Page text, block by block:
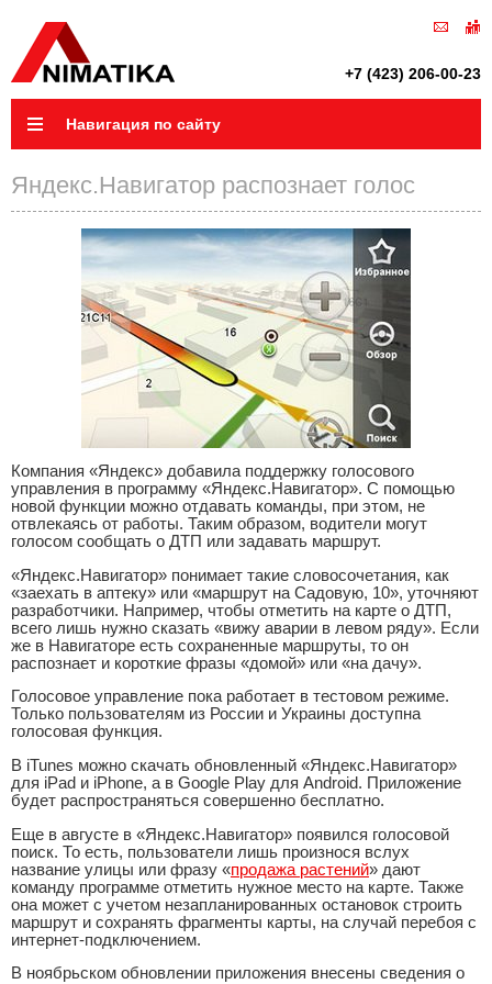
+7 (423) 206-00-23
Навигация по сайту
Яндекс.Навигатор распознает голос
Компания «Яндекс» добавила поддержку голосового
управления в программу «Яндекс.Навигатор». С помощью
новой функции можно отдавать команды, при этом, не
отвлекаясь от работы. Таким образом, водители могут
голосом сообщать о ДТП или задавать маршрут.
«Яндекс.Навигатор» понимает такие словосочетания, как
«заехать в аптеку» или «маршрут на Садовую, 10», уточняют
разработчики. Например, чтобы отметить на карте о ДТП,
всего лишь нужно сказать «вижу аварии в левом ряду». Если
же в Навигаторе есть сохраненные маршруты, то он
распознает и короткие фразы «домой» или «на дачу».
Голосовое управление пока работает в тестовом режиме.
Только пользователям из России и Украины доступна
голосовая функция.
В iTunes можно скачать обновленный «Яндекс.Навигатор»
для iPad и iPhone, а в Google Play для Android. Приложение
будет распространяться совершенно бесплатно.
Еще в августе в «Яндекс.Навигатор» появился голосовой
поиск. То есть, пользователи лишь произнося вслух
название улицы или фразу «продажа растений» дают
команду программе отметить нужное место на карте. Также
она может с учетом незапланированных остановок строить
маршрут и сохранять фрагменты карты, на случай перебоя с
интернет-подключением.
В ноябрьском обновлении приложения внесены сведения о